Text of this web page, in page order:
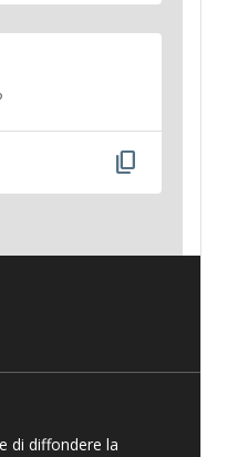
content_copy
di diffondere la